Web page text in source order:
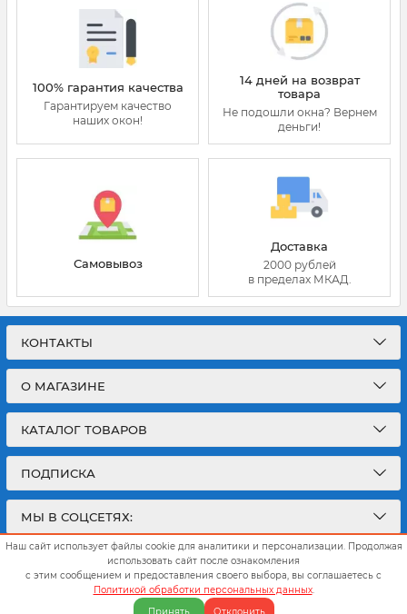
100% гарантия качества
Гарантируем качество
наших окон!
14 дней на возврат
товара
Не подошли окна? Вернем
деньги!
Самовывоз
Доставка
2000 рублей
в пределах МКАД.
КОНТАКТЫ
О МАГАЗИНЕ
КАТАЛОГ ТОВАРОВ
ПОДПИСКА
МЫ В СОЦСЕТЯХ:
Интернет магазин Окна Гарант
Наш сайт использует файлы cookie для аналитики и персонализации. Продолжая
использовать сайт после ознакомления
с этим сообщением и предоставления своего выбора, вы соглашаетесь с
Политикой обработки персональных данных.